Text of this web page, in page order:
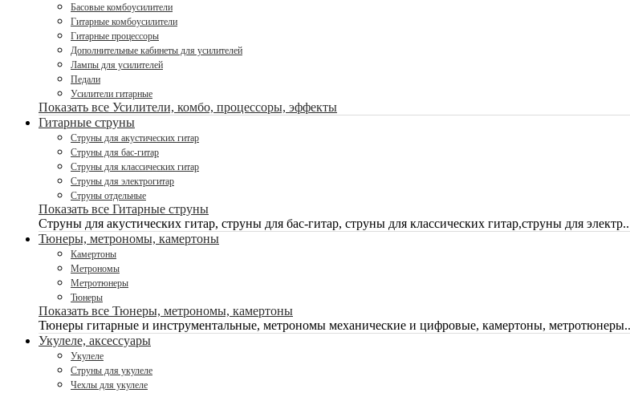
Басовые комбоусилители
Гитарные комбоусилители
Гитарные процессоры
Дополнительные кабинеты для усилителей
Лампы для усилителей
Педали
Усилители гитарные
Показать все Усилители, комбо, процессоры, эффекты
Гитарные струны
Струны для акустических гитар
Струны для бас-гитар
Струны для классических гитар
Струны для электрогитар
Струны отдельные
Показать все Гитарные струны
Струны для акустических гитар, струны для бас-гитар, струны для классических гитар,струны для электр..
Тюнеры, метрономы, камертоны
Камертоны
Метрономы
Метротюнеры
Тюнеры
Показать все Тюнеры, метрономы, камертоны
Тюнеры гитарные и инструментальные, метрономы механические и цифровые, камертоны,
Укулеле, аксессуары
Укулеле
Струны для укулеле
Чехлы для укулеле